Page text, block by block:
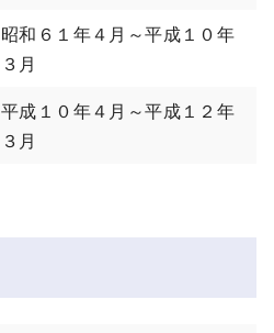
昭和６１年４月～平成１０年
３月
平成１０年４月～平成１２年
３月